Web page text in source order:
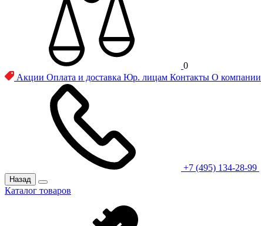
0
Акции Оплата и доставка Юр. лицам Контакты О компании
+7 (495) 134-28-99
Назад
Каталог товаров